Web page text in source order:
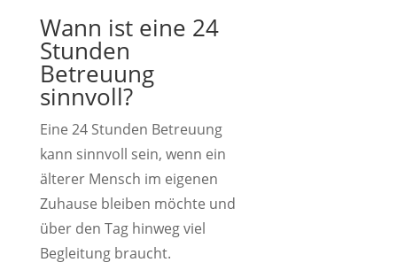
Wann ist eine 24
Stunden
Betreuung
sinnvoll?
Eine 24 Stunden Betreuung
kann sinnvoll sein, wenn ein
älterer Mensch im eigenen
Zuhause bleiben möchte und
über den Tag hinweg viel
Begleitung braucht.